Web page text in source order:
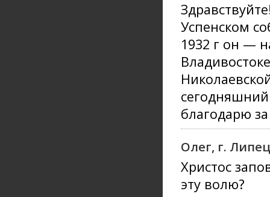
Успенском
1932 г он —
благодарю
Олег, г.
Христос
эту волю?